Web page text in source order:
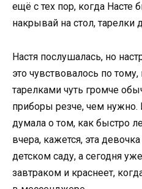
ещё с тех пор, когда Насте
накрывай на стол, тарелки
Настя послушалась, но
это чувствовалось по
тарелками чуть громче
приборы резче, чем нужно.
думала о том, как быстро
вчера, кажется, эта
детском саду, а сегодня
завтраком и краснеет,